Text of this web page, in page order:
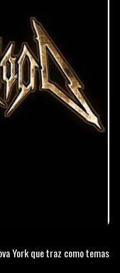
York que traz como temas